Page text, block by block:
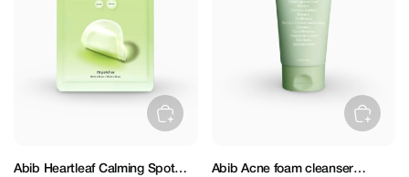
Abib Heartleaf Calming Spot
Abib Acne foam cleanser